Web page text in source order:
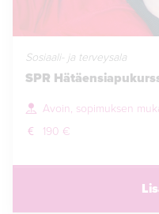
Sosiaali- ja terveysala
SPR
Avoin, sopimuksen
190 €